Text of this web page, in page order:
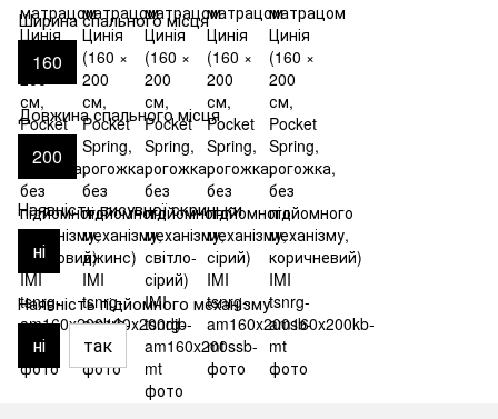
Ширина спального місця
160
Довжина спального місця
200
Наявність висувної скриньки
ні
Наявність підйомного механізму
ні так